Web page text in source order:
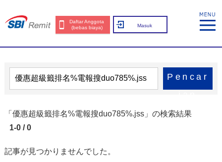
Daftar Anggota
(bebas biaya)
Masuk
Pencar
「優惠超級籤排名%電報搜duo785%.jss」の検索結果
1-0 / 0
記事が見つかりませんでした。